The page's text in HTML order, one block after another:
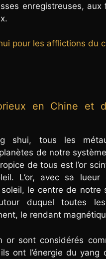
enregistreuses, aux
pour les afflictions du
en Chine et
shui, tous les
de notre
de tous est l’or
L’or, avec sa lueur
le centre de notre
duquel toutes
le rendant
or sont considérés
ont l’énergie du yang